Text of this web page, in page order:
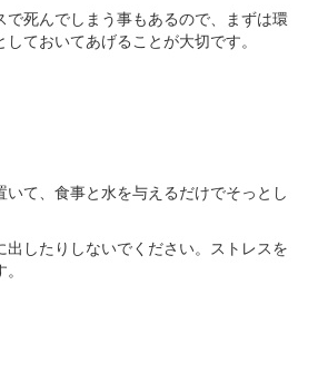
死んでしまう事もあるので、まずは環
ておいてあげることが大切です。
て、食事と水を与えるだけでそっとし
したりしないでください。ストレスを